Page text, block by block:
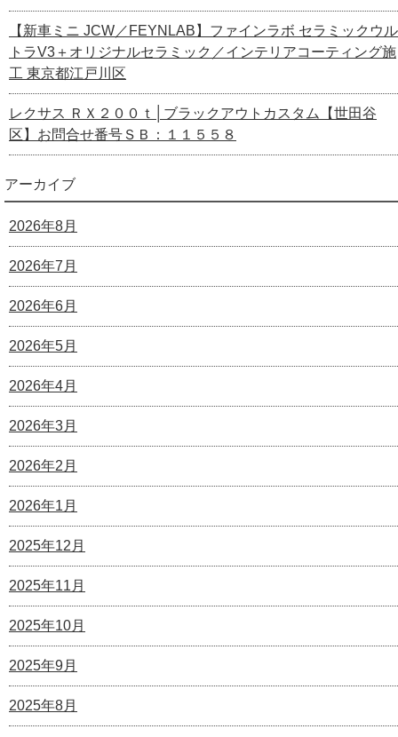
【新車ミニ JCW／FEYNLAB】ファインラボ セラミックウル
トラV3＋オリジナルセラミック／インテリアコーティング施
工 東京都江戸川区
レクサス ＲＸ２００ｔ│ブラックアウトカスタム【世田谷
区】お問合せ番号ＳＢ：１１５５８
アーカイブ
2026年8月
2026年7月
2026年6月
2026年5月
2026年4月
2026年3月
2026年2月
2026年1月
2025年12月
2025年11月
2025年10月
2025年9月
2025年8月